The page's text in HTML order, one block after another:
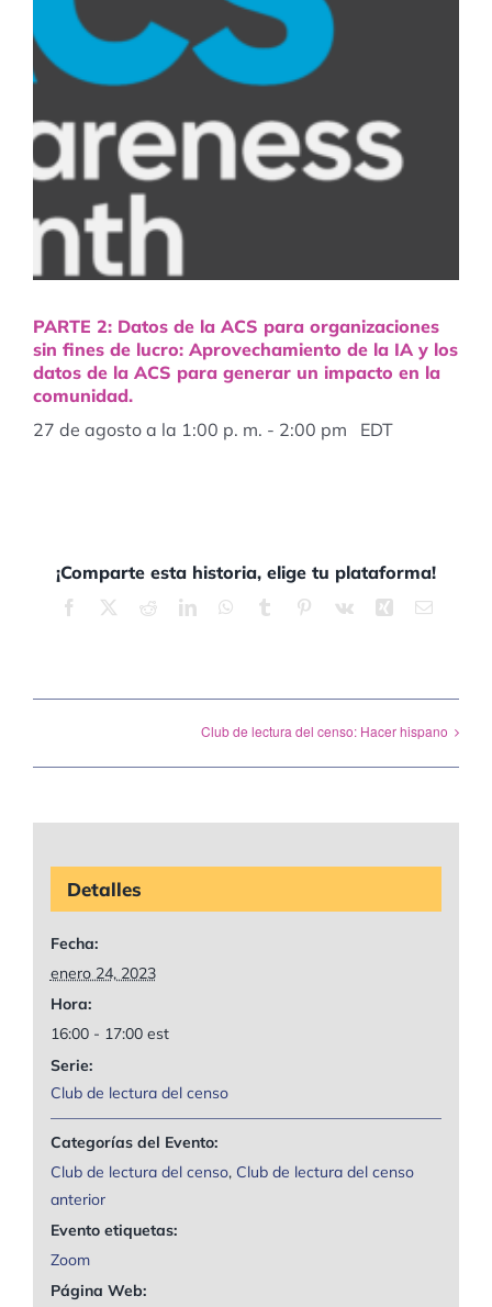
PARTE 2: Datos de la ACS para organizaciones
sin fines de lucro: Aprovechamiento de la IA y los
datos de la ACS para generar un impacto en la
comunidad.
27 de agosto a la 1:00 p. m. - 2:00 pm EDT
¡Comparte esta historia, elige tu plataforma!
Facebook RedditLinkedInWhatsApp
tumblr Pinterest
vk xing Correo
Club de lectura del censo: Hacer hispano
Detalles
Fecha:
enero 24, 2023
Hora:
16:00 - 17:00 est
Serie:
Club de lectura del censo
Categorías del Evento:
Club de lectura del censo, Club de lectura del censo
anterior
Evento etiquetas:
Zoom
Página Web: